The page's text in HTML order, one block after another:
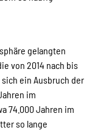
gelangten
von 2014 nach bis
ein Ausbruch der
im
74.000 Jahren im
so lange